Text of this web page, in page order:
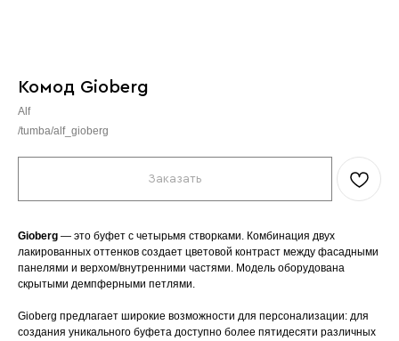
Комод Gioberg
Alf
/tumba/alf_gioberg
Заказать
Gioberg — это буфет с четырьмя створками. Комбинация двух
лакированных оттенков создает цветовой контраст между фасадными
панелями и верхом/внутренними частями. Модель оборудована
скрытыми демпферными петлями.
Gioberg предлагает широкие возможности для персонализации: для
создания уникального буфета доступно более пятидесяти различных